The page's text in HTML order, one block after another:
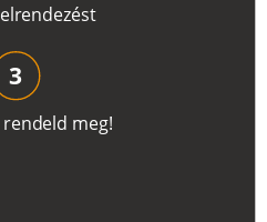
elrendezést
rendeld meg!
3